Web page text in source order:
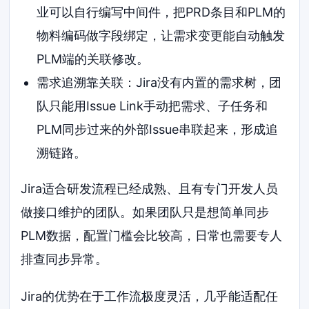
业可以自行编写中间件，把PRD条目和PLM的
物料编码做字段绑定，让需求变更能自动触发
PLM端的关联修改。
需求追溯靠关联：Jira没有内置的需求树，团
队只能用Issue Link手动把需求、子任务和
PLM同步过来的外部Issue串联起来，形成追
溯链路。
Jira适合研发流程已经成熟、且有专门开发人员
做接口维护的团队。如果团队只是想简单同步
PLM数据，配置门槛会比较高，日常也需要专人
排查同步异常。
Jira的优势在于工作流极度灵活，几乎能适配任